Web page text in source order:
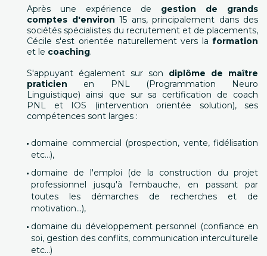
Après une expérience de gestion de grands
comptes d'environ 15 ans, principalement dans des
sociétés spécialistes du recrutement et de placements,
Cécile s'est orientée naturellement vers la formation
et le coaching.
S'appuyant également sur son diplôme de maître
praticien en PNL (Programmation Neuro
Linguistique) ainsi que sur sa certification de coach
PNL et IOS (intervention orientée solution), ses
compétences sont larges :
domaine commercial (prospection, vente, fidélisation
etc...),
domaine de l'emploi (de la construction du projet
professionnel jusqu'à l'embauche, en passant par
toutes les démarches de recherches et de
motivation...),
domaine du développement personnel (confiance en
soi, gestion des conflits, communication interculturelle
etc...)